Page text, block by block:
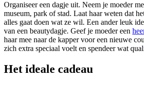
Organiseer een dagje uit. Neem je moeder
museum, park of stad. Laat haar weten dat
alles gaat doen wat ze wil. Een ander leuk
van een beautydagje. Geef je moeder een
haar mee naar de kapper voor een nieuwe
zich extra speciaal voelt en spendeer wat
Het ideale cadeau